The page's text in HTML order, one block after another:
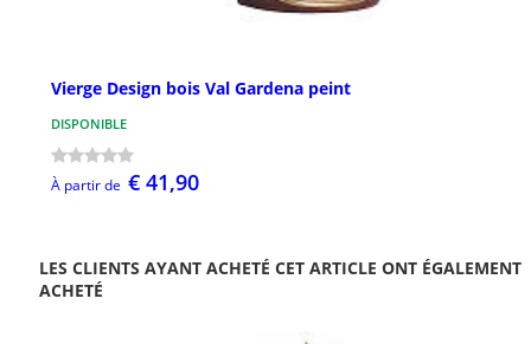
Vierge Design bois Val Gardena peint
DISPONIBLE
À partir de € 41,90
LES CLIENTS AYANT ACHETÉ CET ARTICLE ONT ÉGALEMENT
ACHETÉ